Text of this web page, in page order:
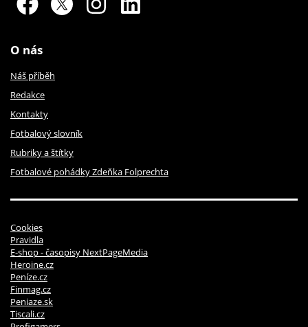
O nás
Náš příběh
Redakce
Kontakty
Fotbalový slovník
Rubriky a štítky
Fotbalové pohádky Zdeňka Folprechta
Cookies
Pravidla
E-shop - časopisy NextPageMedia
Heroine.cz
Peníze.cz
Finmag.cz
Peniaze.sk
Tiscali.cz